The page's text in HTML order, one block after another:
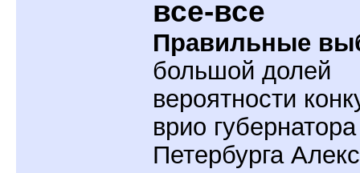
все-все
Правильные
большой долей
вероятности
врио губернатора
Петербурга